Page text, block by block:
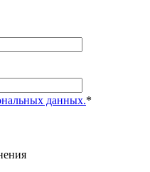
данных.*